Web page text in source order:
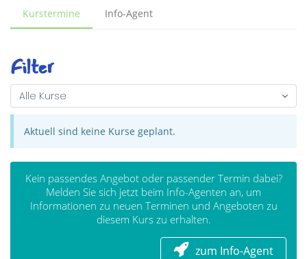
Kurstermine Info-Agent
Filter
Alle Kurse
Aktuell sind keine Kurse geplant.
Kein passendes Angebot oder passender Termin dabei?
Melden Sie sich jetzt beim Info-Agenten an, um
Informationen zu neuen Terminen und Angeboten zu
diesem Kurs zu erhalten.
zum Info-Agent